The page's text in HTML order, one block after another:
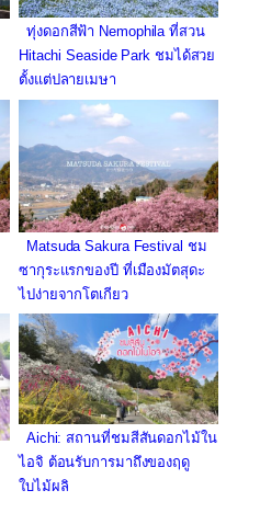
ทุ่งดอกสีฟ้า Nemophila ที่สวน
Hitachi Seaside Park ชมได้สวย
ตั้งแต่ปลายเมษา
Matsuda Sakura Festival ชม
ซากุระแรกของปี ที่เมืองมัตสุดะ
ไปง่ายจากโตเกียว
Aichi: สถานที่ชมสีสันดอกไม้ใน
ไอจิ ต้อนรับการมาถึงของฤดู
ใบไม้ผลิ